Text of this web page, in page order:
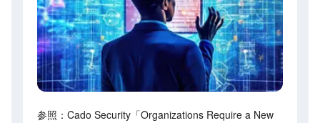
参照：Cado Security「Organizations Require a New